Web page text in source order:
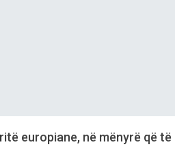
europiane, në mënyrë që të